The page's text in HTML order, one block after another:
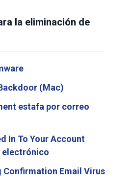
la eliminación de
(Mac)
estafa por correo
In To Your Account
electrónico
Confirmation Email Virus